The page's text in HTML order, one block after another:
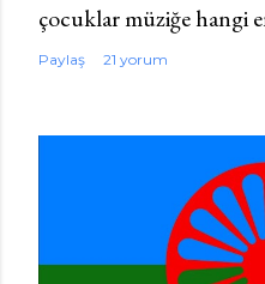
çocuklar müziğe hangi
Paylaş 21 yorum